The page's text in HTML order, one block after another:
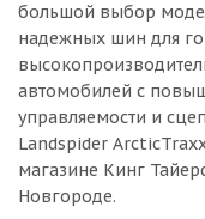
большой выбор
надежных шин для
автомобилей с
управляемости и
Landspider
магазине Кинг
Новгороде.